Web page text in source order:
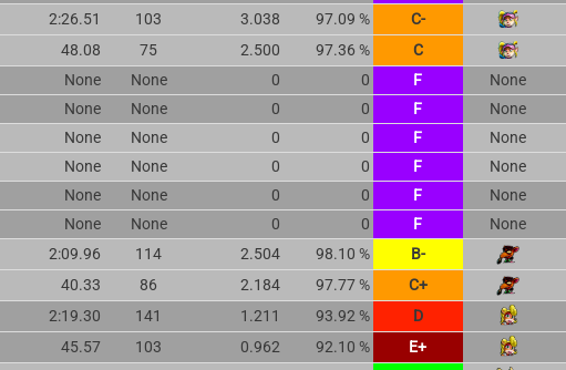
2:26.51 103 3.038 97.09 % C-
48.08
75 2.500 97.36 % C
None None 0 0 F None
None
None 0 0 F None
None None 0 0 F None
None
None 0 0 F None
None None 0 0 F None
None
None 0 0 F None
2:09.96 114 2.504 98.10 % B-
40.33
86 2.184 97.77 % C+
2:19.30 141 1.211 93.92 % D
45.57
103 0.962 92.10 % E+